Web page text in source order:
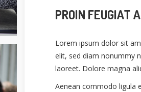
PROIN FEUGIAT
Lorem ipsum dolor sit
elit, sed diam nonummy
laoreet. Dolore magna
Aenean commodo ligula